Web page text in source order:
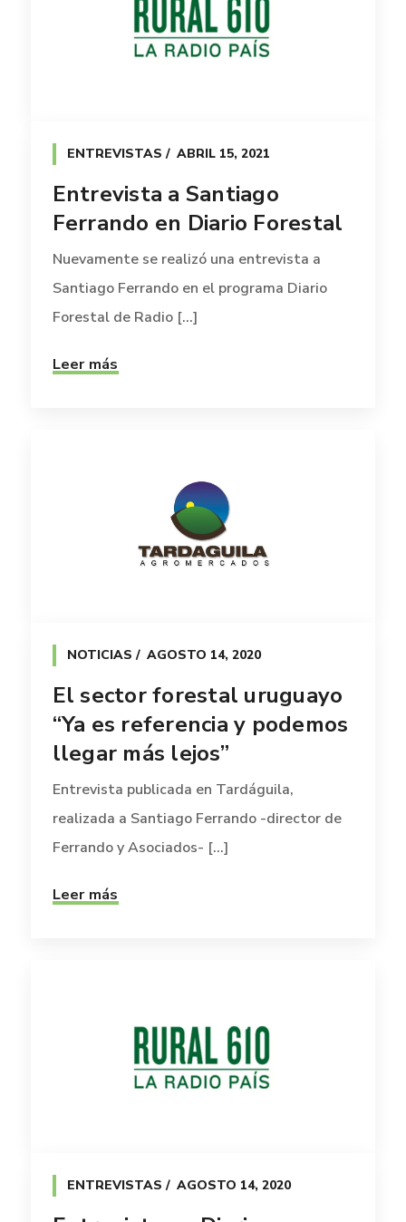
ENTREVISTAS ABRIL 15, 2021
Entrevista a Santiago
Ferrando en Diario Forestal
Nuevamente se realizó una entrevista a
Santiago Ferrando en el programa Diario
Forestal de Radio [...]
Leer más
NOTICIAS AGOSTO 14, 2020
El sector forestal uruguayo
“Ya es referencia y podemos
llegar más lejos”
Entrevista publicada en Tardáguila,
realizada a Santiago Ferrando -director de
Ferrando y Asociados- [...]
Leer más
ENTREVISTAS AGOSTO 14, 2020